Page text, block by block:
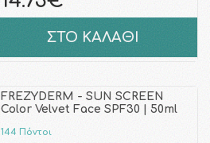
ΣΤΟ ΚΑΛΑΘΙ
FREZYDERM - SUN SCREEN
Color Velvet Face SPF30 | 50ml
144 Πόντοι